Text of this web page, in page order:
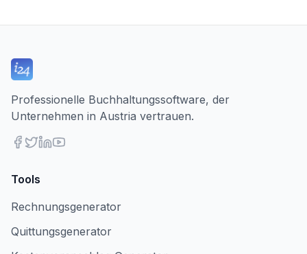
Professionelle Buchhaltungssoftware, der
Unternehmen in Austria vertrauen.
Tools
Rechnungsgenerator
Quittungsgenerator